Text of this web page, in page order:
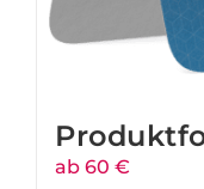
ab 60 €